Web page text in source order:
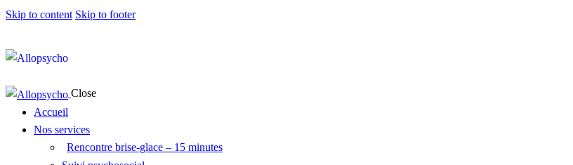
Skip to content Skip to footer
Close
Accueil
Nos services
Rencontre brise-glace – 15 minutes